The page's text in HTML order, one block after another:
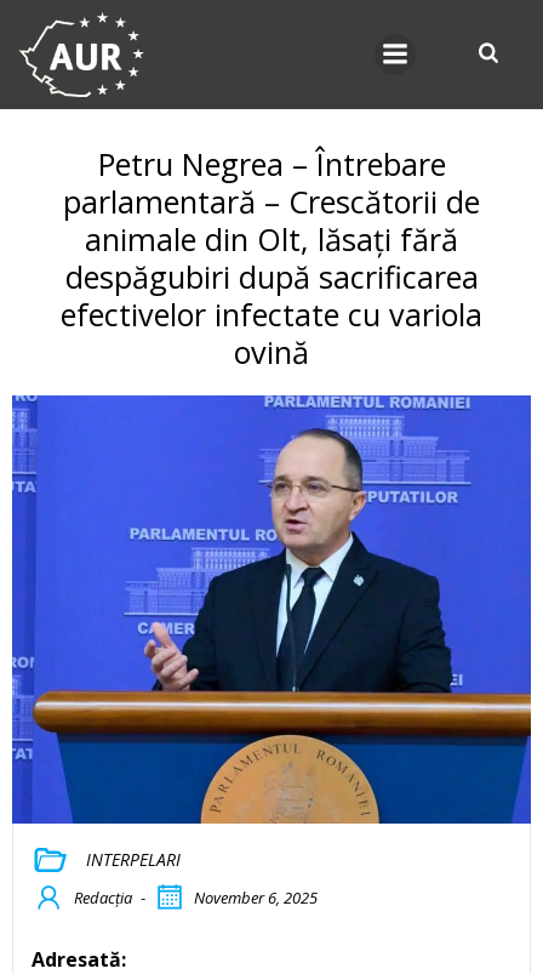
Petru Negrea – Întrebare
parlamentară – Crescătorii de
animale din Olt, lăsați fără
despăgubiri după sacrificarea
efectivelor infectate cu variola
ovină
INTERPELARI
Redacția - November 6, 2025
Adresată: